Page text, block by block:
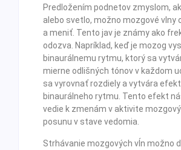
Predložením podnetov zmyslom,
alebo svetlo, možno mozgové vlny
a meniť. Tento jav je známy ako
odozva. Napríklad, keď je mozog
binaurálnemu rytmu, ktorý sa
mierne odlišných tónov v každom
sa vyrovnať rozdiely a vytvára efekt
binaurálneho rytmu. Tento efekt
vedie k zmenám v aktivite
posunu v stave vedomia.
Strhávanie mozgových vĺn možno